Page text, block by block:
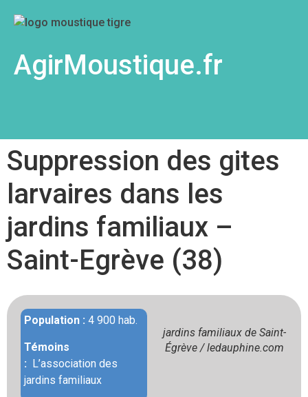
AgirMoustique.fr
Suppression des gites
larvaires dans les
jardins familiaux –
Saint-Egrève (38)
Population : 4 900 hab.
Témoins
: L’association des
jardins familiaux
jardins familiaux de Saint-
Égrève / ledauphine.com